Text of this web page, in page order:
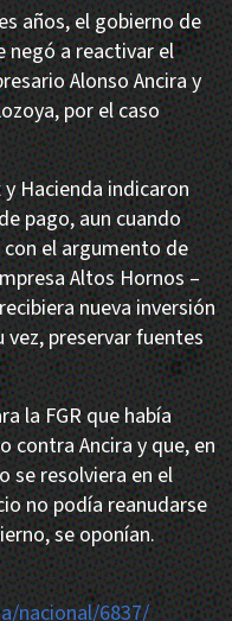
años, el gobierno de
negó a reactivar el
Alonso Ancira y
por el caso
Hacienda indicaron
pago, aun cuando
el argumento de
Altos Hornos –
nueva inversión
vez, preservar fuentes
la FGR que había
contra Ancira y que, en
se resolviera en el
no podía reanudarse
se oponían.
nacional/6837/